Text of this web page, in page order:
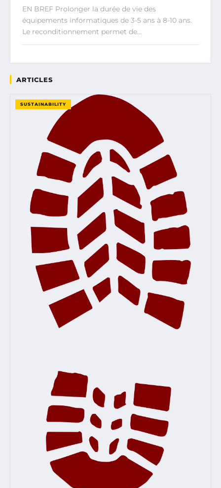
EN BREF Prolonger la durée de vie des
équipements informatiques de 3-5 ans à 8-10 ans.
Le reconditionnement permet de…
ARTICLES
SUSTAINABILITY